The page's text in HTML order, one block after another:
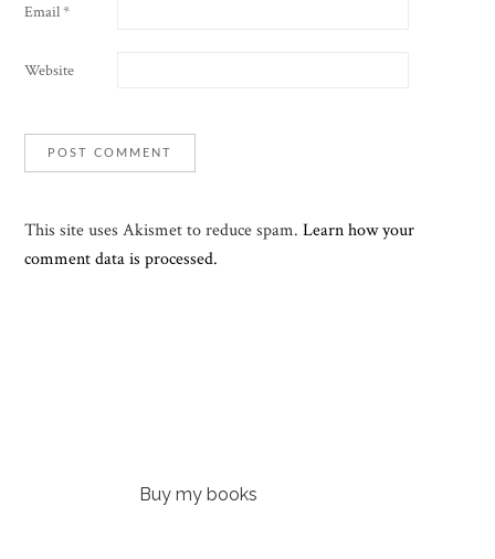
Email*
Website
This site uses Akismet to reduce spam.Learn how your
comment data is processed.
Buy my books